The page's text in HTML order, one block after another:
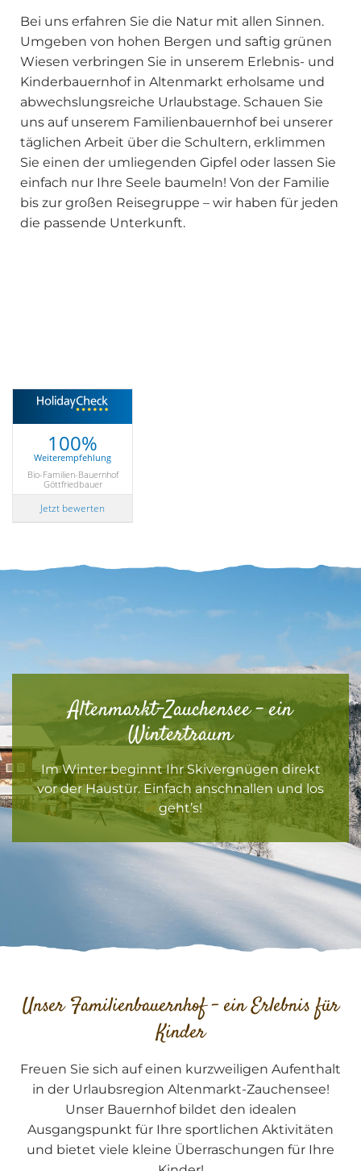
Bei uns erfahren Sie die Natur mit allen Sinnen.
Umgeben von hohen Bergen und saftig grünen
Wiesen verbringen Sie in unserem Erlebnis- und
Kinderbauernhof in Altenmarkt erholsame und
abwechslungsreiche Urlaubstage. Schauen Sie
uns auf unserem Familienbauernhof bei unserer
täglichen Arbeit über die Schultern, erklimmen
Sie einen der umliegenden Gipfel oder lassen Sie
einfach nur Ihre Seele baumeln! Von der Familie
bis zur großen Reisegruppe – wir haben für jeden
die passende Unterkunft.
100%
Weiterempfehlung
Bio-Familien-Bauernhof
Göttfriedbauer
Jetzt bewerten
Altenmarkt-Zauchensee – ein
Wintertraum
Im Winter beginnt Ihr Skivergnügen direkt
vor der Haustür. Einfach anschnallen und los
geht’s!
Unser Familienbauernhof – ein Erlebnis für
Kinder
Freuen Sie sich auf einen kurzweiligen Aufenthalt
in der Urlaubsregion Altenmarkt-Zauchensee!
Unser Bauernhof bildet den idealen
Ausgangspunkt für Ihre sportlichen Aktivitäten
und bietet viele kleine Überraschungen für Ihre